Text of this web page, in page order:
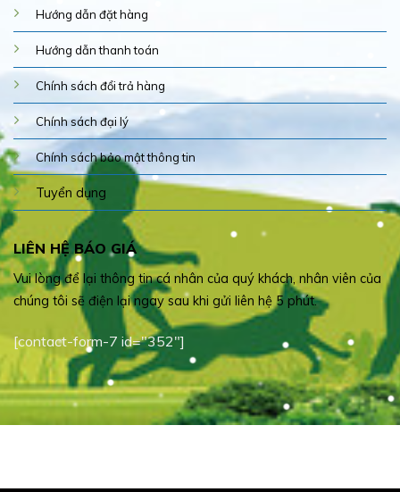
Hướng dẫn đặt hàng
Hướng dẫn thanh toán
Chính sách đổi trả hàng
Chính sách đại lý
Chính sách bảo mật thông tin
Tuyển dụng
LIÊN HỆ BÁO GIÁ
Vui lòng để lại thông tin cá nhân của quý khách, nhân viên của
chúng tôi sẽ điện lại ngay sau khi gửi liên hệ 5 phút.
[contact-form-7 id="352"]